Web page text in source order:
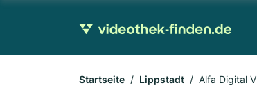
Startseite Lippstadt Alfa Digital